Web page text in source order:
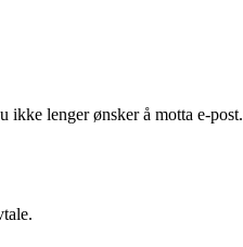
ikke lenger ønsker å motta e-post.